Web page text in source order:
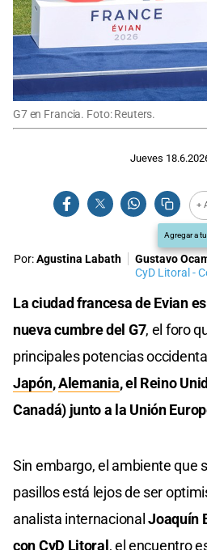
G7 en Francia. Foto: Reuters.
Jueves
+
Agregar a
Por:Agustina Labath
Gustavo
CyD Litoral -
La ciudad francesa de Evian
nueva cumbre del G7, el foro
principales potencias
Japón,Alemania, el Reino
Canadá) junto a la Unión
Sin embargo, el ambiente que
pasillos está lejos de ser
analista internacionalJoaquín
con CyD Litoral, el encuentro